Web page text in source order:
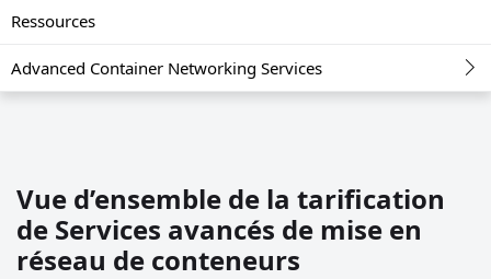
Ressources
Advanced Container Networking Services
Vue d’ensemble de la tarification
de Services avancés de mise en
réseau de conteneurs